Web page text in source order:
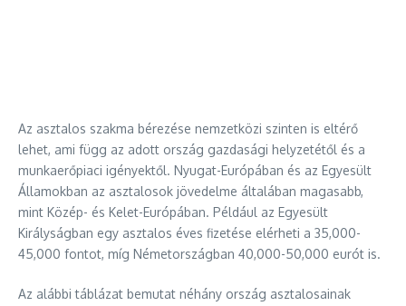
Az asztalos szakma bérezése nemzetközi szinten is eltérő
lehet, ami függ az adott ország gazdasági helyzetétől és a
munkaerőpiaci igényektől. Nyugat-Európában és az Egyesült
Államokban az asztalosok jövedelme általában magasabb,
mint Közép- és Kelet-Európában. Például az Egyesült
Királyságban egy asztalos éves fizetése elérheti a 35,000-
45,000 fontot, míg Németországban 40,000-50,000 eurót is.
Az alábbi táblázat bemutat néhány ország asztalosainak